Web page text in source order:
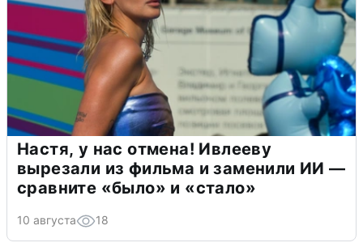
Настя, у нас отмена! Ивлееву
вырезали из фильма и заменили ИИ —
сравните «было» и «стало»
10 августа 18